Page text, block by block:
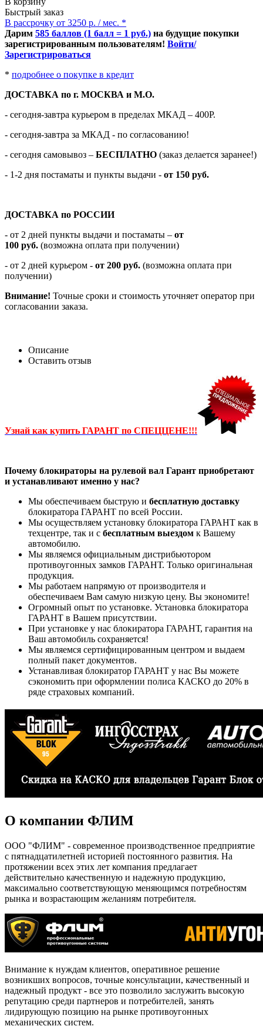
Быстрый заказ
В рассрочку от 3250 р. / мес. *
Дарим 585 баллов (1 балл = 1 руб.) на будущие покупки
зарегистрированным пользователям! Войти/
Зарегистрироваться
* подробнее о покупке в кредит
ДОСТАВКА по г. МОСКВА и М.О.
- сегодня-завтра курьером в пределах МКАД – 400Р.
- сегодня-завтра за МКАД - по согласованию!
- сегодня самовывоз – БЕСПЛАТНО (заказ делается заранее!)
- 1-2 дня постаматы и пункты выдачи - от 150 руб.
ДОСТАВКА по РОССИИ
- от 2 дней пункты выдачи и постаматы – от
100 руб. (возможна оплата при получении)
- от 2 дней курьером - от 200 руб. (возможна оплата при
получении)
Внимание! Точные сроки и стоимость уточняет оператор при
согласовании заказа.
Описание
Оставить отзыв
Узнай как купить ГАРАНТ по СПЕЦЦЕНЕ!!!
Почему блокираторы на рулевой вал Гарант приобретают
и устанавливают именно у нас?
Мы обеспечиваем быструю и бесплатную доставку
блокиратора ГАРАНТ по всей России.
Мы осуществляем установку блокиратора ГАРАНТ как в
техцентре, так и с бесплатным выездом к Вашему
автомобилю.
Мы являемся официальным дистрибьютором
противоугонных замков ГАРАНТ. Только оригинальная
продукция.
Мы работаем напрямую от производителя и
обеспечиваем Вам самую низкую цену. Вы экономите!
Огромный опыт по установке. Установка блокиратора
ГАРАНТ в Вашем присутствии.
При установке у нас блокиратора ГАРАНТ, гарантия на
Ваш автомобиль сохраняется!
Мы являемся сертифицированным центром и выдаем
полный пакет документов.
Устанавливая блокиратор ГАРАНТ у нас Вы можете
сэкономить при оформлении полиса КАСКО до 20% в
ряде страховых компаний.
О компании ФЛИМ
ООО "ФЛИМ" - современное производственное предприятие
с пятнадцатилетней историей постоянного развития. На
протяжении всех этих лет компания предлагает
действительно качественную и надежную продукцию,
максимально соответствующую меняющимся потребностям
рынка и возрастающим желаниям потребителя.
Внимание к нуждам клиентов, оперативное решение
возникших вопросов, точные консультации, качественный и
надежный продукт - все это позволило заслужить высокую
репутацию среди партнеров и потребителей, занять
лидирующую позицию на рынке противоугонных
механических систем.